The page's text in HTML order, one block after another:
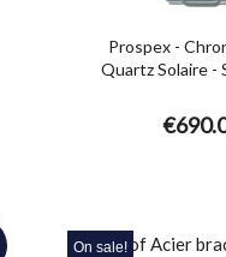
Prospex -
Quartz Solaire -
On sale!